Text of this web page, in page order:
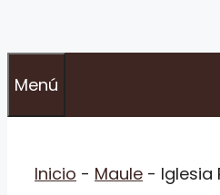
Menú
Inicio - Maule - Iglesia